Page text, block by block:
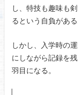
し、特技も趣味も
るという自負がある
しかし、入学時の
にしながら記録を
羽目になる。